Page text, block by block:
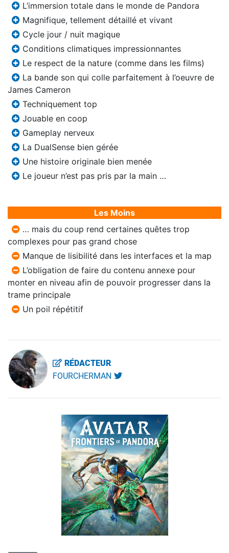
L’immersion totale dans le monde de Pandora
Magnifique, tellement détaillé et vivant
Cycle jour / nuit magique
Conditions climatiques impressionnantes
Le respect de la nature (comme dans les films)
La bande son qui colle parfaitement à l’oeuvre de
James Cameron
Techniquement top
Jouable en coop
Gameplay nerveux
La DualSense bien gérée
Une histoire originale bien menée
Le joueur n’est pas pris par la main …
Les Moins
… mais du coup rend certaines quêtes trop
complexes pour pas grand chose
Manque de lisibilité dans les interfaces et la map
L’obligation de faire du contenu annexe pour
monter en niveau afin de pouvoir progresser dans la
trame principale
Un poil répétitif
RÉDACTEUR
FOURCHERMAN